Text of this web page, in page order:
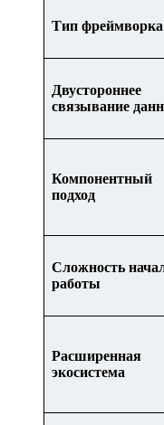
Тип фреймворка
Двустороннее
связывание
Компонентный
подход
Сложность
работы
Расширенная
экосистема